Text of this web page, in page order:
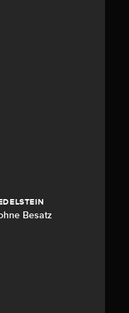
Besatz